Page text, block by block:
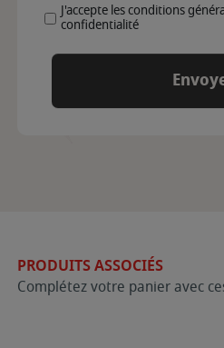
J'accepte les conditions
confidentialité
PRODUITS ASSOCIÉS
Complétez votre panier avec